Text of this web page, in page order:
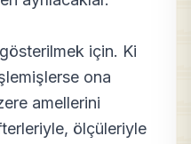
için. Ki
ona
amellerini
ölçüleriyle